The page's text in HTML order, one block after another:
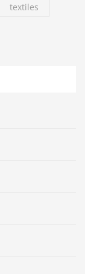
textiles